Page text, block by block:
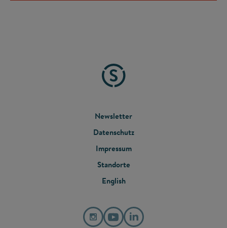
FOOTER
MENU
Newsletter
Datenschutz
Impressum
Standorte
English